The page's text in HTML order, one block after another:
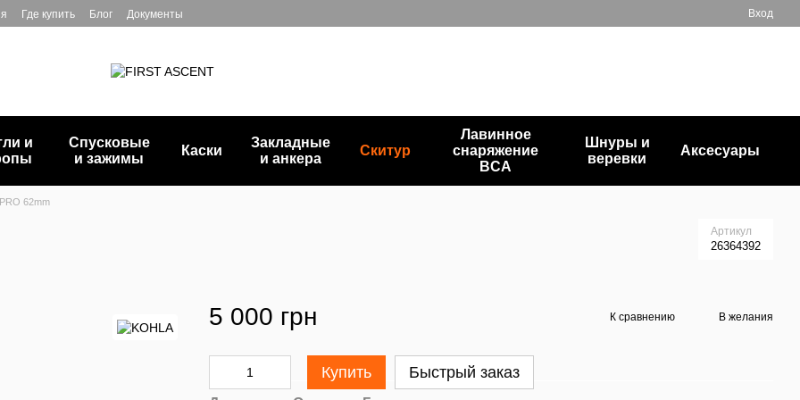
Где купить Блог Документы Вход
и
Спусковые
и зажимы
Каски
Закладные
и анкера
Скитур
Лавинное
снаряжение
BCA
Шнуры и
веревки
Аксесуары
62mm
Артикул
26364392
5 000 грн К сравнению В желания
Купить Быстрый заказ